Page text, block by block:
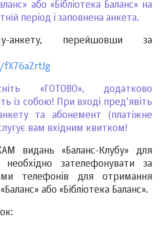
або «Бібліотека Баланс» на
період і заповнена анкета.
анкету, перейшовши за
«ГОТОВО», додатково
із собою! При вході пред’явіть
та абонемент (платіжне
вам вхідним квитком!
видань «Баланс-Клубу» для
необхідно зателефонувати за
телефонів для отримання
або «Бібліотека Баланс».